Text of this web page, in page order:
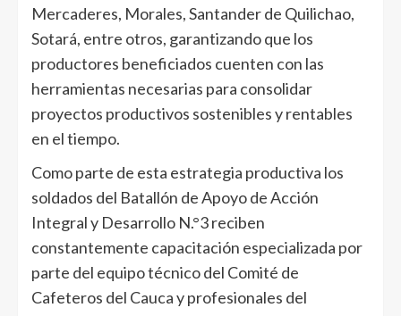
Mercaderes, Morales, Santander de Quilichao,
Sotará, entre otros, garantizando que los
productores beneficiados cuenten con las
herramientas necesarias para consolidar
proyectos productivos sostenibles y rentables
en el tiempo.
Como parte de esta estrategia productiva los
soldados del Batallón de Apoyo de Acción
Integral y Desarrollo N.°3 reciben
constantemente capacitación especializada por
parte del equipo técnico del Comité de
Cafeteros del Cauca y profesionales del